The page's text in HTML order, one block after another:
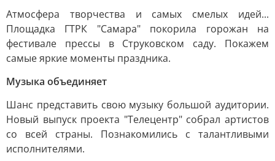
Атмосфера творчества и самых смелых идей...
Площадка ГТРК "Самара" покорила горожан на
фестивале прессы в Струковском саду. Покажем
самые яркие моменты праздника.
Музыка объединяет
Шанс представить свою музыку большой аудитории.
Новый выпуск проекта "Телецентр" собрал артистов
со всей страны. Познакомились с талантливыми
исполнителями.